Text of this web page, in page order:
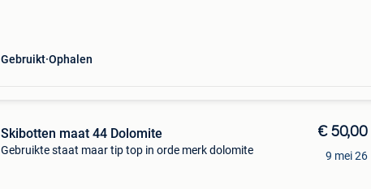
Gebruikt Ophalen
Skibotten maat 44 Dolomite
Gebruikte staat maar tip top in orde merk dolomite
€ 50,00
9 mei 26